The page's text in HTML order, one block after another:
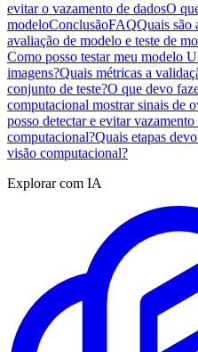
evitar o vazamento de dadosO
modeloConclusãoFAQQuais são
avaliação de modelo e teste de
Como posso testar meu modelo
imagens?Quais métricas a
conjunto de teste?O que devo
computacional mostrar sinais de
posso detectar e evitar
computacional?Quais etapas
visão computacional?
Explorar com IA